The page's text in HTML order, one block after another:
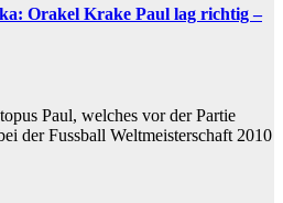
Orakel Krake Paul lag richtig –
Paul, welches vor der Partie
der Fussball Weltmeisterschaft 2010